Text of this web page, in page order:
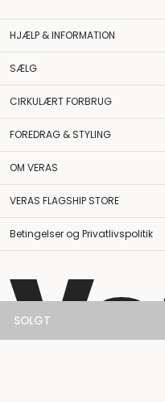
SOLGT
HJÆLP & INFORMATION
SÆLG
CIRKULÆRT FORBRUG
FOREDRAG & STYLING
OM VERAS
VERAS FLAGSHIP STORE
Betingelser og Privatlivspolitik